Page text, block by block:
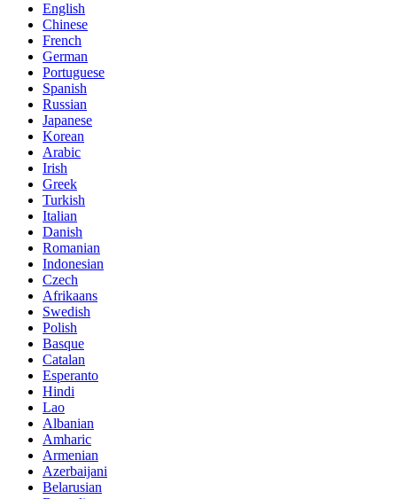
English
Chinese
French
German
Portuguese
Spanish
Russian
Japanese
Korean
Arabic
Irish
Greek
Turkish
Italian
Danish
Romanian
Indonesian
Czech
Afrikaans
Swedish
Polish
Basque
Catalan
Esperanto
Hindi
Lao
Albanian
Amharic
Armenian
Azerbaijani
Belarusian